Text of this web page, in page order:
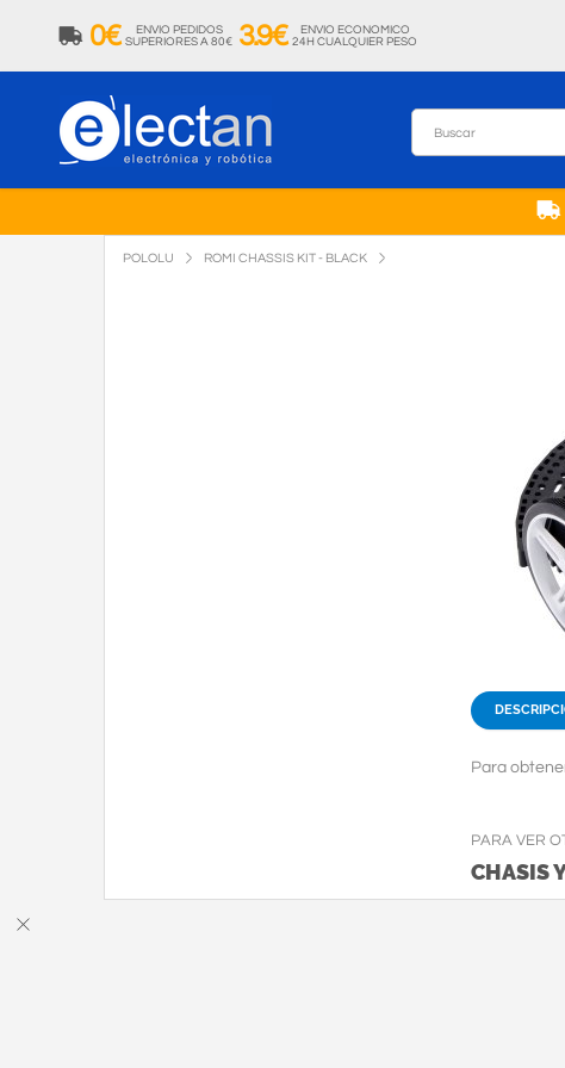
0€
ENVIO PEDIDOS
SUPERIORES A 80€ 3.9€
ENVIO ECONOMICO
24H CUALQUIER PESO
POLOLU ROMI CHASSIS KIT - BLACK
Para
PARA VER
CHASIS